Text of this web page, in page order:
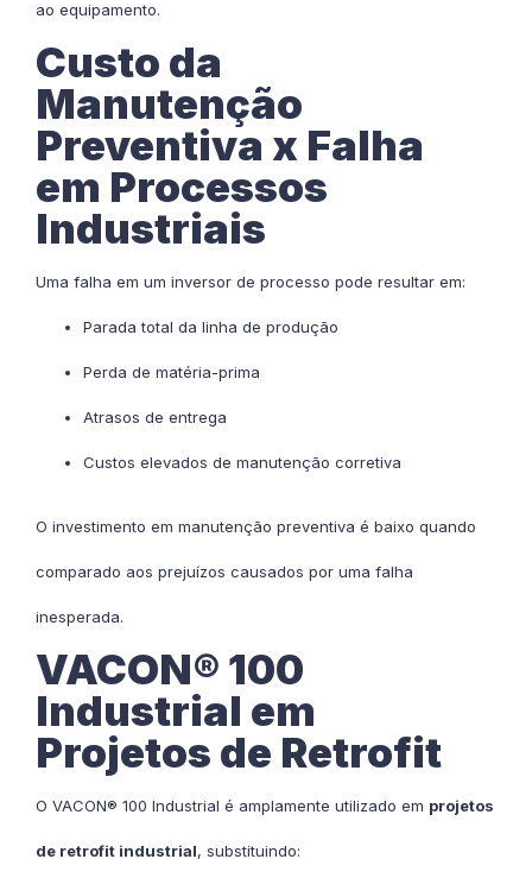
ao equipamento.
Custo da
Manutenção
Preventiva x Falha
em Processos
Industriais
Uma falha em um inversor de processo pode resultar em:
Parada total da linha de produção
Perda de matéria-prima
Atrasos de entrega
Custos elevados de manutenção corretiva
O investimento em manutenção preventiva é baixo quando
comparado aos prejuízos causados por uma falha
inesperada.
VACON® 100
Industrial em
Projetos de Retrofit
O VACON® 100 Industrial é amplamente utilizado em projetos
de retrofit industrial, substituindo: